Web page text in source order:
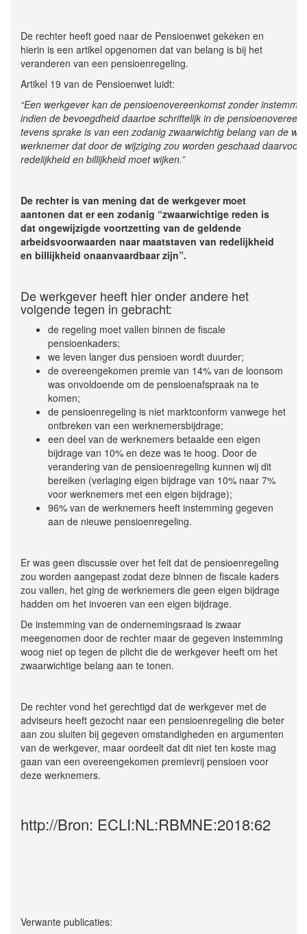
De rechter heeft goed naar de Pensioenwet gekeken en
hierin is een artikel opgenomen dat van belang is bij het
veranderen van een pensioenregeling.
Artikel 19 van de Pensioenwet luidt:
“Een werkgever kan de pensioenovereenkomst zonder
indien de bevoegdheid daartoe schriftelijk in de
tevens sprake is van een zodanig zwaarwichtig belang van de
werknemer dat door de wijziging zou worden geschaad daarvoor
redelijkheid en billijkheid moet wijken.”
De rechter is van mening dat de werkgever moet
aantonen dat er een zodanig “zwaarwichtige reden is
dat ongewijzigde voortzetting van de geldende
arbeidsvoorwaarden naar maatstaven van redelijkheid
en billijkheid onaanvaardbaar zijn”.
De werkgever heeft hier onder andere het
volgende tegen in gebracht:
de regeling moet vallen binnen de fiscale
pensioenkaders;
we leven langer dus pensioen wordt duurder;
de overeengekomen premie van 14% van de loonsom
was onvoldoende om de pensioenafspraak na te
komen;
de pensioenregeling is niet marktconform vanwege het
ontbreken van een werknemersbijdrage;
een deel van de werknemers betaalde een eigen
bijdrage van 10% en deze was te hoog. Door de
verandering van de pensioenregeling kunnen wij dit
bereiken (verlaging eigen bijdrage van 10% naar 7%
voor werknemers met een eigen bijdrage);
96% van de werknemers heeft instemming gegeven
aan de nieuwe pensioenregeling.
Er was geen discussie over het feit dat de pensioenregeling
zou worden aangepast zodat deze binnen de fiscale kaders
zou vallen, het ging de werknemers die geen eigen bijdrage
hadden om het invoeren van een eigen bijdrage.
De instemming van de ondernemingsraad is zwaar
meegenomen door de rechter maar de gegeven instemming
woog niet op tegen de plicht die de werkgever heeft om het
zwaarwichtige belang aan te tonen.
De rechter vond het gerechtigd dat de werkgever met de
adviseurs heeft gezocht naar een pensioenregeling die beter
aan zou sluiten bij gegeven omstandigheden en argumenten
van de werkgever, maar oordeelt dat dit niet ten koste mag
gaan van een overeengekomen premievrij pensioen voor
deze werknemers.
http://Bron: ECLI:NL:RBMNE:2018:62
Verwante publicaties: